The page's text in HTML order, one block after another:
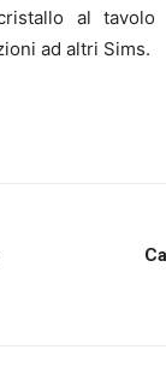
al tavolo
ad altri Sims.